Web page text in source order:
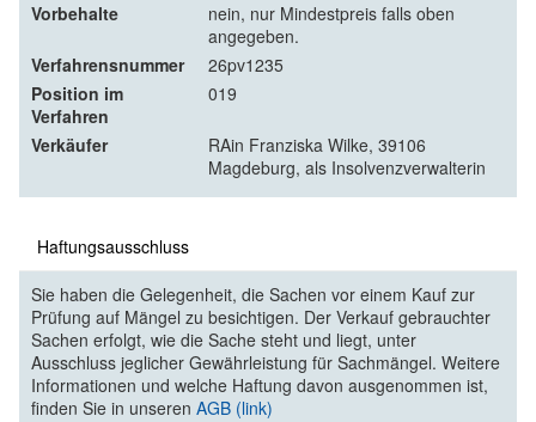
Vorbehalte
nein, nur Mindestpreis falls oben
angegeben.
Verfahrensnummer
26pv1235
Position im
Verfahren
019
Verkäufer
RAin Franziska Wilke, 39106
Magdeburg, als Insolvenzverwalterin
Haftungsausschluss
Sie haben die Gelegenheit, die Sachen vor einem Kauf zur
Prüfung auf Mängel zu besichtigen. Der Verkauf gebrauchter
Sachen erfolgt, wie die Sache steht und liegt, unter
Ausschluss jeglicher Gewährleistung für Sachmängel. Weitere
Informationen und welche Haftung davon ausgenommen ist,
finden Sie in unseren AGB (link)